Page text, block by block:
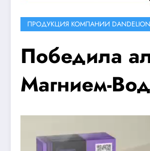
ПРОДУКЦИЯ КОМПАНИИ
Победила
Магнием-